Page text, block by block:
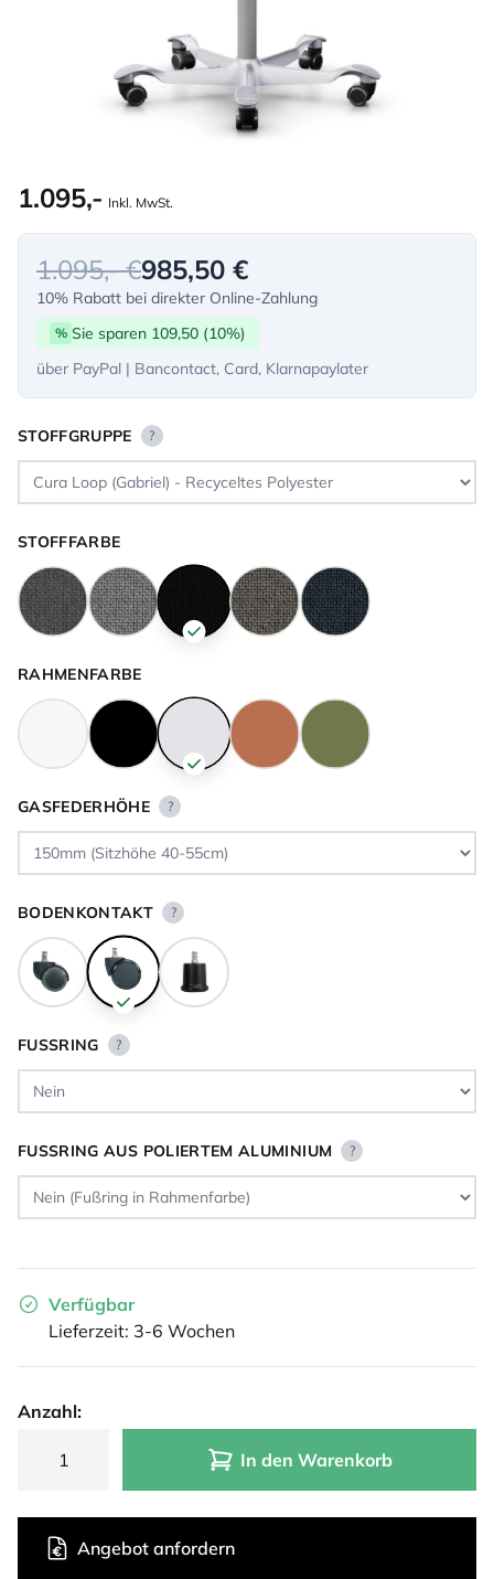
1.095,- Inkl. MwSt.
1.095,- €985,50 €
10% Rabatt bei direkter Online-Zahlung
% Sie sparen 109,50 (10%)
über PayPal | Bancontact, Card, Klarnapaylater
STOFFGRUPPE ?
STOFFFARBE
RAHMENFARBE
GASFEDERHÖHE ?
BODENKONTAKT ?
FUSSRING ?
FUSSRING AUS POLIERTEM ALUMINIUM ?
Verfügbar
Lieferzeit: 3-6 Wochen
Anzahl:
In den Warenkorb
Angebot anfordern